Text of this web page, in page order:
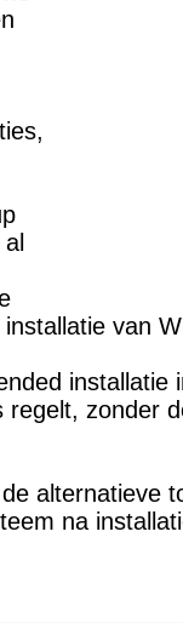
van
installatie
zonder
alternatieve
na